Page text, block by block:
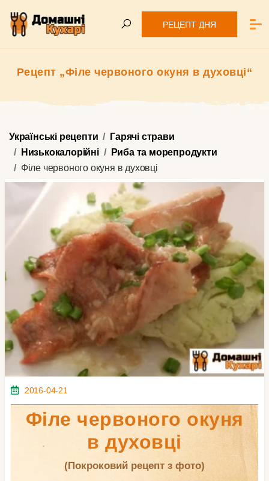
РЕЦЕПТ ДНЯ
Рецепт „Філе червоного окуня в духовці“
Українські рецепти
Гарячі страви
Низькокалорійні
Риба та морепродукти
Філе червоного окуня в духовці
2016-04-21
Філе червоного окуня
в духовці
(покроковий рецепт з фото)